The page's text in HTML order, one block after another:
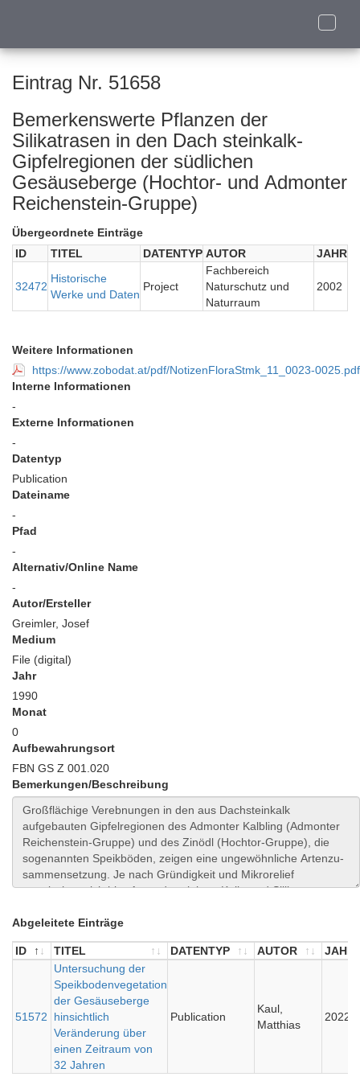
Toggle
Eintrag Nr. 51658
Bemerkenswerte Pflanzen der
Silikatrasen in den Dach steinkalk-
Gipfelregionen der südlichen
Gesäuseberge (Hochtor- und Admonter
Reichenstein-Gruppe)
Übergeordnete Einträge
ID
TITEL DATENTYP AUTOR JAHR
32472
Historische
Werke und Daten
Project
Fachbereich
Naturschutz und
Naturraum
2002
Weitere Informationen
https://www.zobodat.at/pdf/NotizenFloraStmk_11_0023-0025.pdf
Interne Informationen
-
Externe Informationen
-
Datentyp
Publication
Dateiname
-
Pfad
-
Alternativ/Online Name
-
Autor/Ersteller
Greimler, Josef
Medium
File (digital)
Jahr
1990
Monat
0
Aufbewahrungsort
FBN GS Z 001.020
Bemerkungen/Beschreibung
Abgeleitete Einträge
ID TITEL DATENTYP AUTOR
JAHR
TITEL
51572
Untersuchung der
Speikbodenvegetation
der Gesäuseberge
hinsichtlich
Veränderung über
einen Zeitraum von
32 Jahren
Publication
Kaul,
Matthias
2022